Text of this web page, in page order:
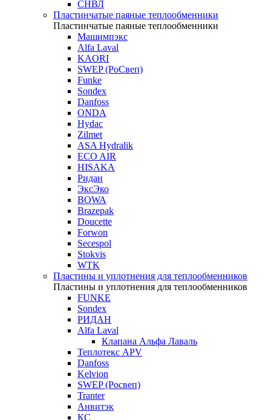
СНВЛ
Пластинчатые паяные теплообменники
Пластинчатые паяные теплообменники
Машимпэкс
Alfa Laval
KAORI
SWEP (РоСвеп)
Funke
Sondex
Danfoss
ONDA
Hydac
Zilmet
ASA Hydralik
ECO AIR
HISAKA
Ридан
ЭксЭко
BOWA
Brazepak
Doucette
Forwon
Secespol
Stokvis
WTK
Пластины и уплотнения для теплообменников
Пластины и уплотнения для теплообменников
FUNKE
Sondex
РИДАН
Alfa Laval
Клапана Альфа Лаваль
Теплотекс APV
Danfoss
Kelvion
SWEP (Росвеп)
Tranter
Анвитэк
КС